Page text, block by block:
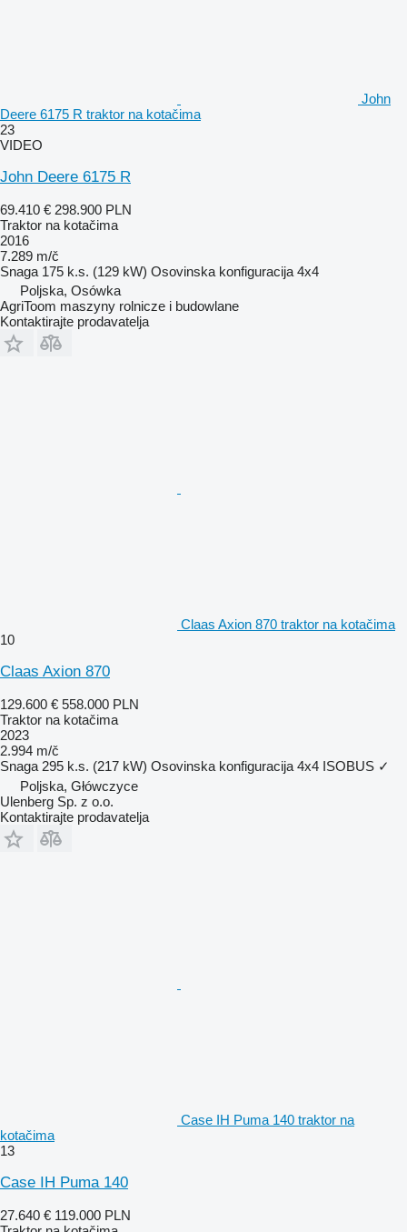
John
Deere 6175 R traktor na kotačima
23
VIDEO
John Deere 6175 R
69.410 € 298.900 PLN
Traktor na kotačima
2016
7.289 m/č
Snaga 175 k.s. (129 kW) Osovinska konfiguracija 4x4
Poljska, Osówka
AgriToom maszyny rolnicze i budowlane
Kontaktirajte prodavatelja
Claas Axion 870 traktor na kotačima
10
Claas Axion 870
129.600 € 558.000 PLN
Traktor na kotačima
2023
2.994 m/č
Snaga 295 k.s. (217 kW) Osovinska konfiguracija 4x4 ISOBUS ✓
Poljska, Główczyce
Ulenberg Sp. z o.o.
Kontaktirajte prodavatelja
Case IH Puma 140 traktor na
kotačima
13
Case IH Puma 140
27.640 € 119.000 PLN